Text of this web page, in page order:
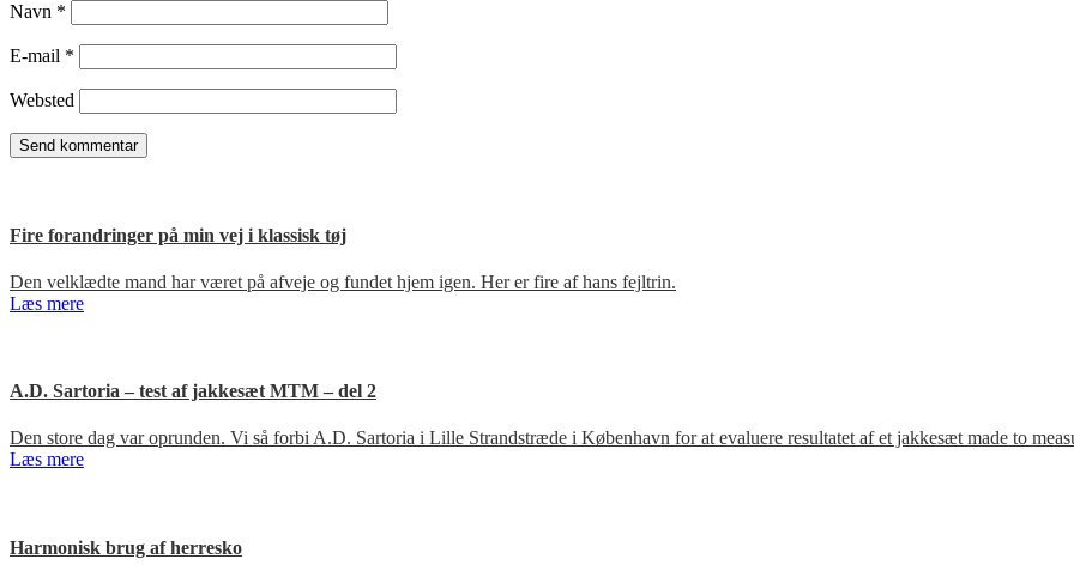
Navn *
E-mail *
Websted
Fire forandringer på min vej i klassisk tøj
Den velklædte mand har været på afveje og fundet hjem igen. Her er fire af hans fejltrin.
Læs mere
A.D. Sartoria – test af jakkesæt MTM – del 2
Den store dag var oprunden. Vi så forbi A.D. Sartoria i Lille Strandstræde i København for at evaluere resultatet af et jakkesæt made to
Læs mere
Harmonisk brug af herresko